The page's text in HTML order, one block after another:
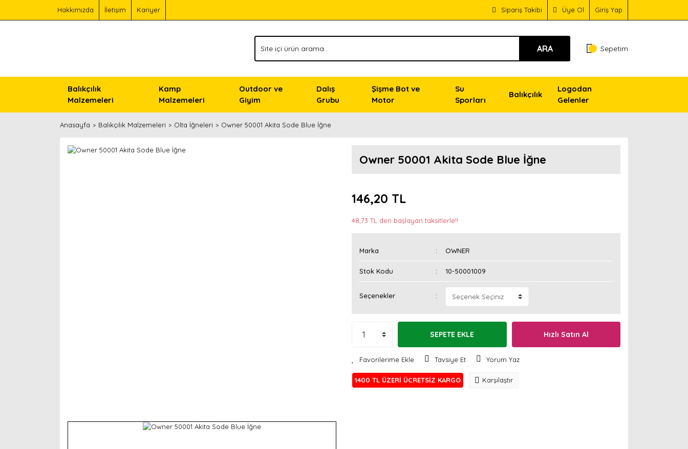
Hakkımızda İletişim Kariyer Sipariş Takibi Üye Ol Giriş Yap
ARA Sepetim
Balıkçılık
Malzemeleri
Kamp
Malzemeleri
Outdoor ve
Giyim
Dalış
Grubu
Şişme Bot ve
Motor
Su
Sporları
Balıkçılık
Logodan
Gelenler
Anasayfa Balıkçılık Malzemeleri Olta İğneleri Owner 50001 Akita Sode Blue İğne
Owner 50001 Akita Sode Blue İğne
146,20 TL
48,73 TL den başlayan taksitlerle!!
Marka OWNER
Stok Kodu 10-50001009
Seçenekler
SEPETE EKLE Hızlı Satın Al
Tavsiye Et Yorum Yaz
1400 TL ÜZERİ ÜCRETSİZ KARGO Karşılaştır